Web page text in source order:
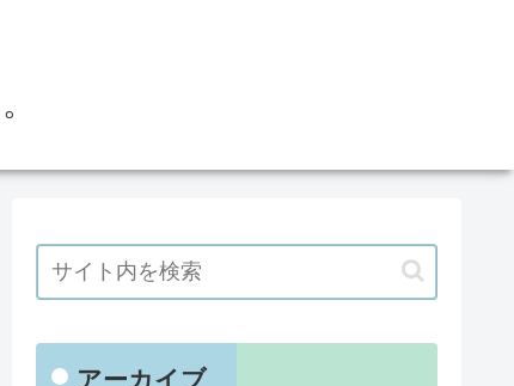
アーカイブ